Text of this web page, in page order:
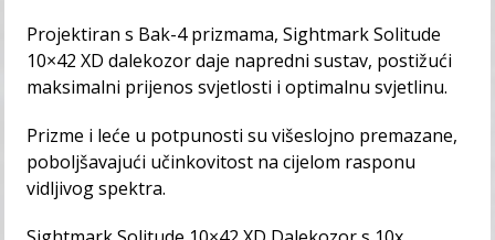
Projektiran s Bak-4 prizmama, Sightmark Solitude
10×42 XD dalekozor daje napredni sustav, postižući
maksimalni prijenos svjetlosti i optimalnu svjetlinu.
Prizme i leće u potpunosti su višeslojno premazane,
poboljšavajući učinkovitost na cijelom rasponu
vidljivog spektra.